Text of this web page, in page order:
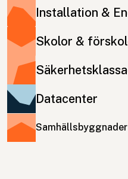
Installation &
Skolor &
Datacenter